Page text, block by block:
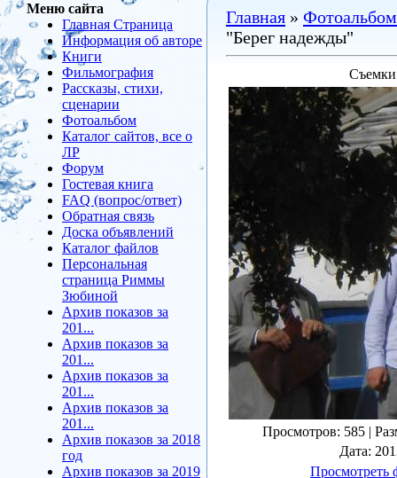
Меню сайта
Главная Страница
Информация об авторе
Книги
Фильмография
Рассказы, стихи,
сценарии
Фотоальбом
Каталог сайтов, все о
ЛР
Форум
Гостевая книга
FAQ (вопрос/ответ)
Обратная связь
Доска объявлений
Каталог файлов
Персональная
страница Риммы
Зюбиной
Архив показов за
201...
Архив показов за
201...
Архив показов за
201...
Архив показов за
201...
Архив показов за 2018
год
Архив показов за 2019
Главная » Фотоальбом
"Берег надежды"
Просмотров: 585 |
Дата:
Просмотреть